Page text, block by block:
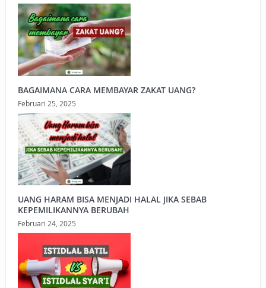
BAGAIMANA CARA MEMBAYAR ZAKAT UANG?
Februari 25, 2025
UANG HARAM BISA MENJADI HALAL JIKA SEBAB
KEPEMILIKANNYA BERUBAH
Februari 24, 2025